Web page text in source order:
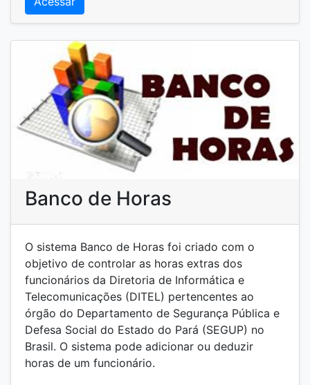
Banco de Horas
O sistema Banco de Horas foi criado com o
objetivo de controlar as horas extras dos
funcionários da Diretoria de Informática e
Telecomunicações (DITEL) pertencentes ao
órgão do Departamento de Segurança Pública e
Defesa Social do Estado do Pará (SEGUP) no